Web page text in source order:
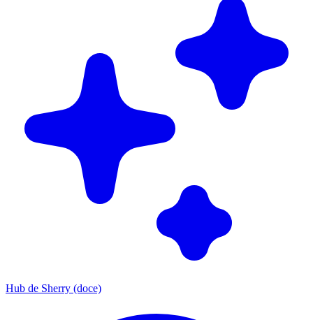
Hub de Sherry (doce)